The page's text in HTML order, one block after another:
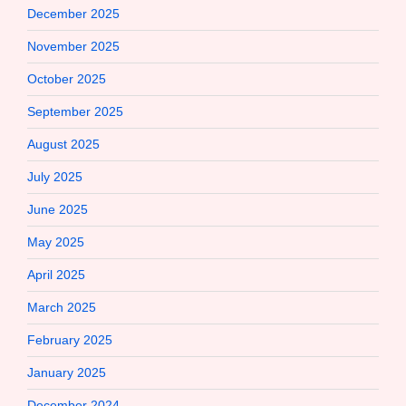
December 2025
November 2025
October 2025
September 2025
August 2025
July 2025
June 2025
May 2025
April 2025
March 2025
February 2025
January 2025